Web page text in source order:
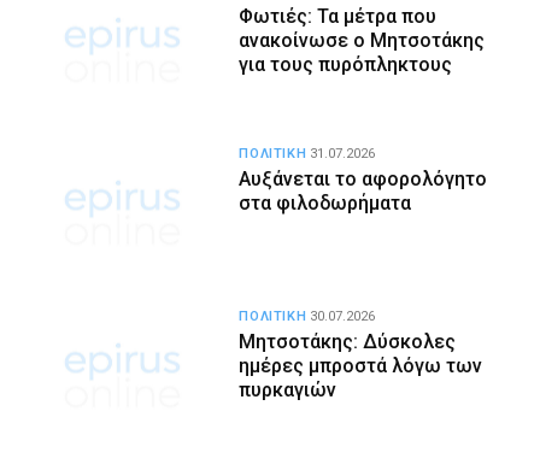
Φωτιές: Τα μέτρα που
ανακοίνωσε ο Μητσοτάκης
για τους πυρόπληκτους
Αυξάνεται το αφορολόγητο
στα φιλοδωρήματα
ΠΟΛΙΤΙΚΗ 31.07.2026
Μητσοτάκης: Δύσκολες
ημέρες μπροστά λόγω των
πυρκαγιών
ΠΟΛΙΤΙΚΗ 30.07.2026